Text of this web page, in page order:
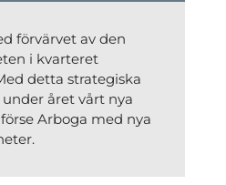
förvärvet av den
i kvarteret
detta strategiska
året vårt nya
Arboga med nya